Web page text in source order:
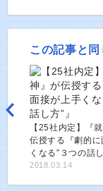
この記事と
【25社内定】『
伝授する『劇的
くなる”３つの話し
2018.03.14